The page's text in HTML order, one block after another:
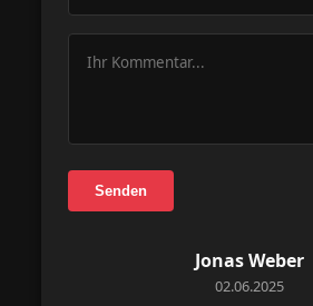
Senden
Jonas Weber
02.06.2025